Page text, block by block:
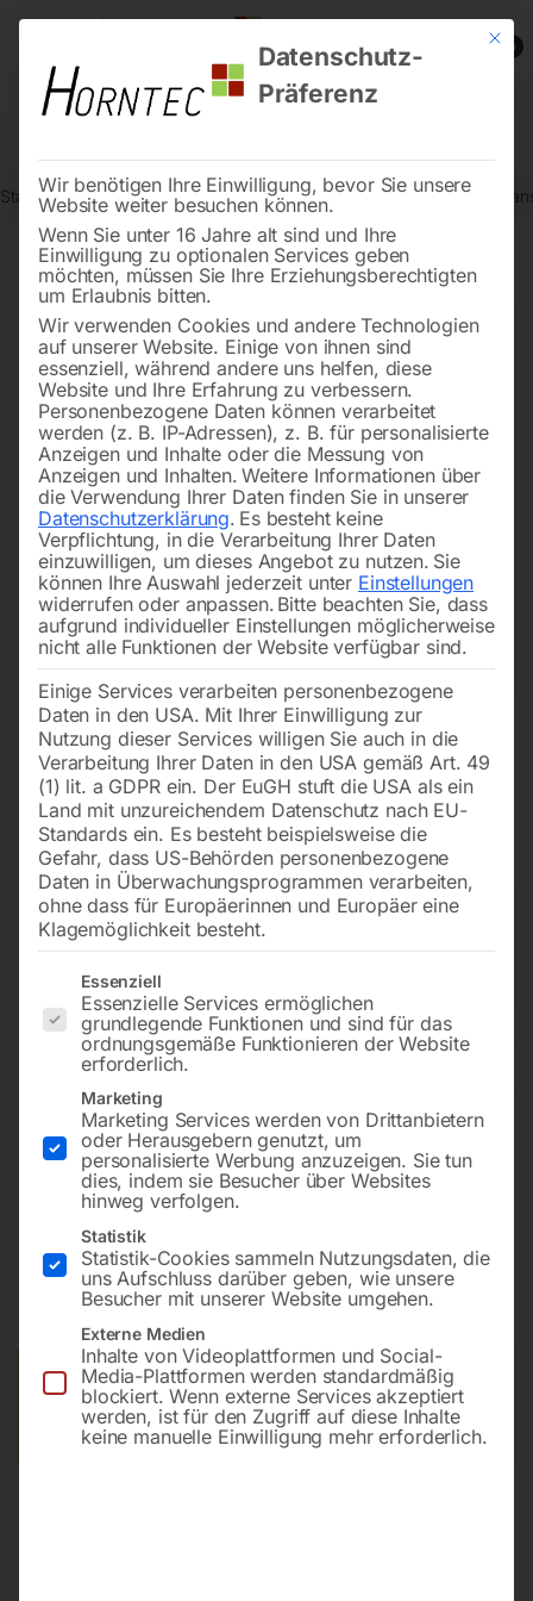
0
Start Drucklufttechnologie Druckluft-Verrohrungssystem
Wandanschlußdose
WAD, 4 x IG 1/2′
44,40
inkl. MwSt. zzgl.Versandkosten
Versandkosten Standard (Österreich):€10,00
Bitte beachten Sie: Die Versandkosten gelten für Österreich.
Andere Länder können abweichen.
Mit
Datenschutz-
Präferenz
Wir benötigen Ihre Einwilligung, bevor Sie unsere
Website weiter besuchen können.
Wenn Sie unter 16 Jahre alt sind und Ihre
Einwilligung zu optionalen Services geben
möchten, müssen Sie Ihre Erziehungsberechtigten
um Erlaubnis bitten.
Wir verwenden Cookies und andere Technologien
auf unserer Website. Einige von ihnen sind
essenziell, während andere uns helfen, diese
Website und Ihre Erfahrung zu verbessern.
Personenbezogene Daten können verarbeitet
werden (z. B. IP-Adressen), z. B. für personalisierte
Anzeigen und Inhalte oder die Messung von
Anzeigen und Inhalten. Weitere Informationen über
die Verwendung Ihrer Daten finden Sie in unserer
Datenschutzerklärung. Es besteht keine
Verpflichtung, in die Verarbeitung Ihrer Daten
einzuwilligen, um dieses Angebot zu nutzen. Sie
können Ihre Auswahl jederzeit unter Einstellungen
widerrufen oder anpassen. Bitte beachten Sie, dass
aufgrund individueller Einstellungen möglicherweise
nicht alle Funktionen der Website verfügbar sind.
Einige Services verarbeiten personenbezogene
Daten in den USA. Mit Ihrer Einwilligung zur
Nutzung dieser Services willigen Sie auch in die
Verarbeitung Ihrer Daten in den USA gemäß Art. 49
(1) lit. a GDPR ein. Der EuGH stuft die USA als ein
Land mit unzureichendem Datenschutz nach EU-
Standards ein. Es besteht beispielsweise die
Gefahr, dass US-Behörden personenbezogene
Daten in Überwachungsprogrammen verarbeiten,
ohne dass für Europäerinnen und Europäer eine
Klagemöglichkeit besteht.
Es folgt eine Liste der Service-Gruppen, für die eine
Essenziell
Essenzielle Services ermöglichen
grundlegende Funktionen und sind für das
ordnungsgemäße Funktionieren der Website
erforderlich.
Marketing
Marketing Services werden von Drittanbietern
oder Herausgebern genutzt, um
personalisierte Werbung anzuzeigen. Sie tun
dies, indem sie Besucher über Websites
hinweg verfolgen.
Statistik
Statistik-Cookies sammeln Nutzungsdaten, die
uns Aufschluss darüber geben, wie unsere
Besucher mit unserer Website umgehen.
Externe Medien
Inhalte von Videoplattformen und Social-
Media-Plattformen werden standardmäßig
blockiert. Wenn externe Services akzeptiert
werden, ist für den Zugriff auf diese Inhalte
keine manuelle Einwilligung mehr erforderlich.